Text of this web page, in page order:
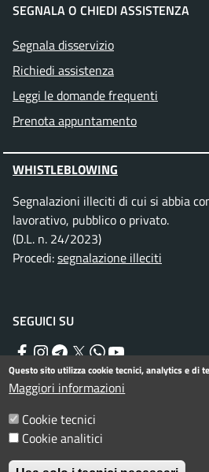
SEGNALA O CHIEDI ASSISTENZA
Segnala disservizio
Richiedi assistenza
Leggi le domande frequenti
Prenota appuntamento
WHISTLEBLOWING
Segnalazioni illeciti di cui si abbia
lavorativo, pubblico o privato.
(D.L. n. 24/2023)
Procedi:segnalazione illeciti
SEGUICI SU
Facebook
Instagram
Telegram
TwitterWhatsApp
YouTube
Menu piè di pagina
Informativa privacy
Dichiarazione di accessibilità
Questo sito utilizza cookie tecnici, analytics e di
Maggiori informazioni
Cookie tecnici
Cookie analitici